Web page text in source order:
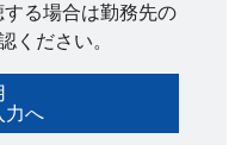
る場合は勤務先の
ください。
力へ